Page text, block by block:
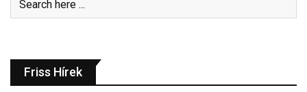
Friss Hírek